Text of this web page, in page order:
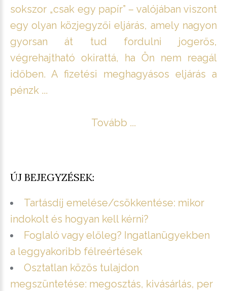
sokszor „csak egy papír” – valójában viszont
egy olyan közjegyzői eljárás, amely nagyon
gyorsan át tud fordulni jogerős,
végrehajtható okirattá, ha Ön nem reagál
időben. A fizetési meghagyásos eljárás a
pénzk ...
Tovább ...
ÚJ BEJEGYZÉSEK:
Tartásdíj emelése/csökkentése: mikor
indokolt és hogyan kell kérni?
Foglaló vagy előleg? Ingatlanügyekben
a leggyakoribb félreértések
Osztatlan közös tulajdon
megszüntetése: megosztás, kivásárlás, per